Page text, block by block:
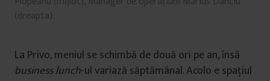
(dreapta).
La Privo, meniul se schimbă de două ori pe an, însă
business lunch-ul variază săptămânal. Acolo e spațiul